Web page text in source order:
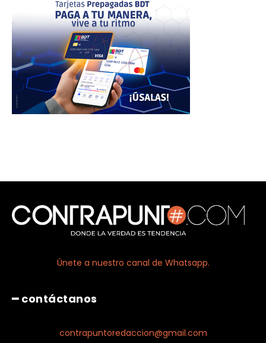
Únete a nuestro canal de Whatsapp.
━ contáctanos
contrapuntoredaccion@gmail.com